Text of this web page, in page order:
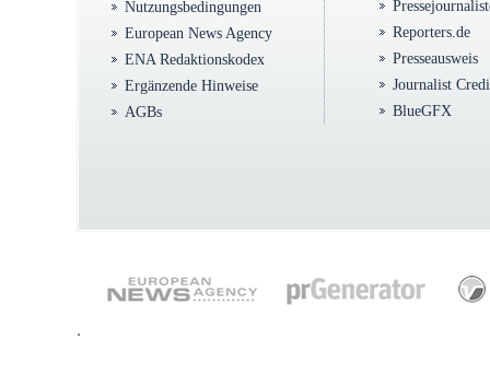
Nutzungsbedingungen
European News Agency
ENA Redaktionskodex
Ergänzende Hinweise
AGBs
Reporters.de
Presseausweis
Journalist
BlueGFX
.